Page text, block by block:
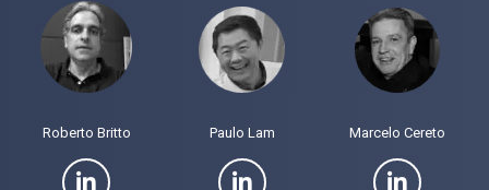
Roberto Britto Paulo Lam Marcelo Cereto